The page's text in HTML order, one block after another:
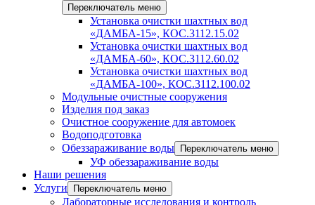
Переключатель меню
Установка очистки шахтных вод
«ДАМБА-15», КОС.3112.15.02
Установка очистки шахтных вод
«ДАМБА-60», КОС.3112.60.02
Установка очистки шахтных вод
«ДАМБА-100», КОС.3112.100.02
Модульные очистные сооружения
Изделия под заказ
Очистное сооружение для автомоек
Водоподготовка
Обеззараживание воды
Переключатель меню
УФ обеззараживание воды
Наши решения
Услуги
Переключатель меню
Лабораторные исследования и контроль